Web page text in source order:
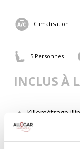
Climatisation
5 Personnes
INCLUS À
Killométrage
Assurance tous
Carburant :